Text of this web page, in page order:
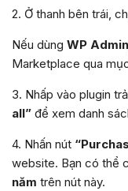
2. Ở thanh bên trái,
Nếu dùng WP Admin
Marketplace qua
3. Nhấp vào plugin
all” để xem danh
4. Nhấn nút
website. Bạn có thể
năm trên nút này.